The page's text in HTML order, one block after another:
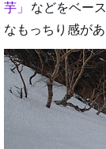
芋
などをベー
なもっちり感が